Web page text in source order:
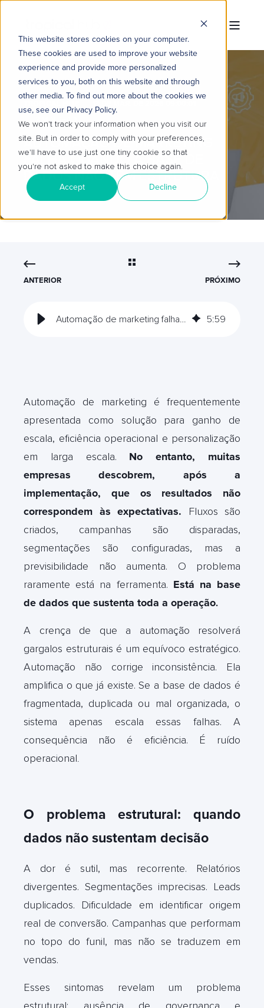
This website stores cookies on your computer.
These cookies are used to improve your website
experience and provide more personalized
services to you, both on this website and through
other media. To find out more about the cookies we
use, see our Privacy Policy.
We won't track your information when you visit our
site. But in order to comply with your preferences,
we'll have to use just one tiny cookie so that
you're not asked to make this choice again.
Accept Decline
3 MIN READ
AUTOMAÇÃO DE MARKETING
FALHA QUANDO A BASE DE
DADOS NÃO TEM ESTRUTURA
ANTERIOR PRÓXIMO
Automação de marketing falha quando a base de dados não tem estrutura 5:59
Automação de marketing é frequentemente
apresentada como solução para ganho de
escala, eficiência operacional e personalização
em larga escala. No entanto, muitas
empresas descobrem, após a
implementação, que os resultados não
correspondem às expectativas. Fluxos são
criados, campanhas são disparadas,
segmentações são configuradas, mas a
previsibilidade não aumenta. O problema
raramente está na ferramenta. Está na base
de dados que sustenta toda a operação.
A crença de que a automação resolverá
gargalos estruturais é um equívoco estratégico.
Automação não corrige inconsistência. Ela
amplifica o que já existe. Se a base de dados é
fragmentada, duplicada ou mal organizada, o
sistema apenas escala essas falhas. A
consequência não é eficiência. É ruído
operacional.
O problema estrutural: quando
dados não sustentam decisão
A dor é sutil, mas recorrente. Relatórios
divergentes. Segmentações imprecisas. Leads
duplicados. Dificuldade em identificar origem
real de conversão. Campanhas que performam
no topo do funil, mas não se traduzem em
vendas.
Esses sintomas revelam um problema
estrutural: ausência de governança e